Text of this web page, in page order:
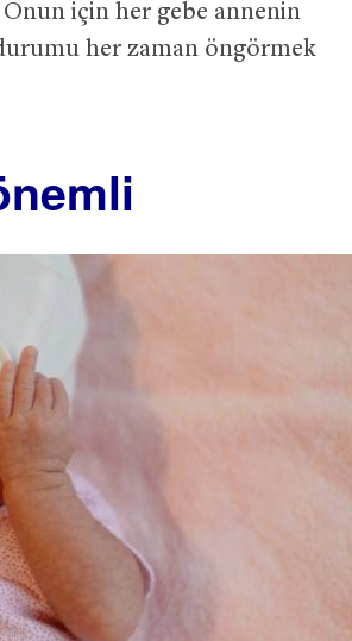
için her gebe annenin
her zaman öngörmek